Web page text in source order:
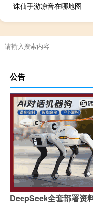
诛仙手游凉音在哪地图
公告
DeepSeek全套部署资